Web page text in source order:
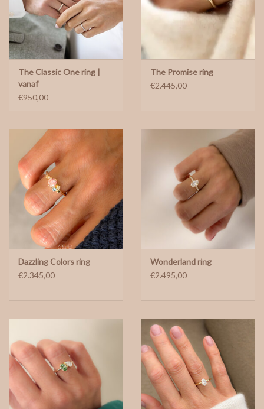
The Classic One ring |
vanaf
€950,00
The Promise ring
€2.445,00
Dazzling Colors ring
€2.345,00
Wonderland ring
€2.495,00